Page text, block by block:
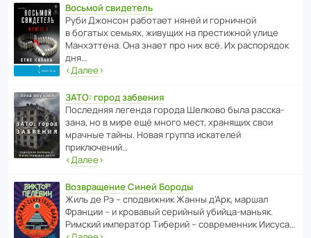
Восьмой свидетель
Руби Джонсон рабо­тает няней и горни­чной
в богатых семьях, живущих на прес­ти­жной улице
Манх­эт­тена. Она знает про них всё. Их распо­рядок
дня…
‹Далее›
ЗАТО: город забвения
После­дняя легенда города Шелково была расска­
зана, но в мире ещё много мест, хранящих свои
мрачные тайны. Новая группа иска­телей
приключений…
‹Далее›
Возвращение Синей Бороды
Жиль де Рэ – спод­ви­жник Жанны д’Арк, маршал
Франции – и кровавый серийный убийца-маньяк.
Римский импе­ратор Тиберий – совре­менник Иисуса…